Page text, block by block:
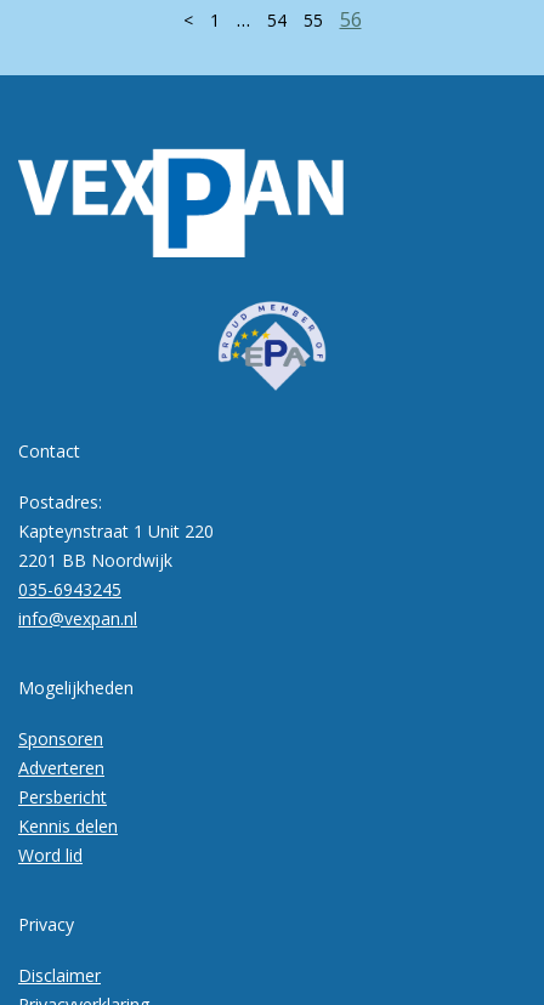
< 1 … 54 55 56
Contact
Postadres:
Kapteynstraat 1 Unit 220
2201 BB Noordwijk
035-6943245
info@vexpan.nl
Mogelijkheden
Sponsoren
Adverteren
Persbericht
Kennis delen
Word lid
Privacy
Disclaimer